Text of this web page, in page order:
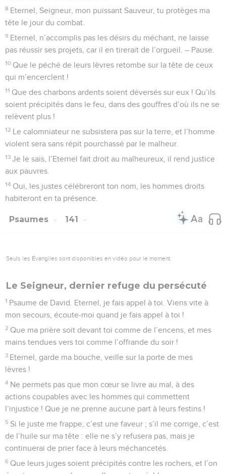
8 Eternel, Seigneur, mon puissant Sauveur, tu protèges ma
tête le jour du combat.
9 Eternel, n’accomplis pas les désirs du méchant, ne laisse
pas réussir ses projets, car il en tirerait de l’orgueil. – Pause.
10 Que le péché de leurs lèvres retombe sur la tête de ceux
qui m’encerclent !
11 Que des charbons ardents soient déversés sur eux ! Qu’ils
soient précipités dans le feu, dans des gouffres d’où ils ne se
relèvent plus !
12 Le calomniateur ne subsistera pas sur la terre, et l’homme
violent sera sans répit pourchassé par le malheur.
13 Je le sais, l’Eternel fait droit au malheureux, il rend justice
aux pauvres.
14 Oui, les justes célébreront ton nom, les hommes droits
habiteront en ta présence.
Psaumes 141
Seuls les Évangiles sont disponibles en vidéo pour le moment.
Le Seigneur, dernier refuge du persécuté
1 Psaume de David. Eternel, je fais appel à toi. Viens vite à
mon secours, écoute-moi quand je fais appel à toi !
2 Que ma prière soit devant toi comme de l’encens, et mes
mains tendues vers toi comme l’offrande du soir !
3 Eternel, garde ma bouche, veille sur la porte de mes
lèvres !
4 Ne permets pas que mon cœur se livre au mal, à des
actions coupables avec les hommes qui commettent
l’injustice ! Que je ne prenne aucune part à leurs festins !
5 Si le juste me frappe, c’est une faveur ; s’il me corrige, c’est
de l’huile sur ma tête : elle ne s’y refusera pas, mais je
continuerai de prier face à leurs méchancetés.
6 Que leurs juges soient précipités contre les rochers, et l’on